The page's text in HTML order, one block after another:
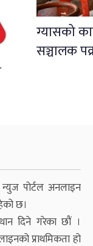
ग्यासको
सञ्चालक
न्युज पोर्टल अनलाइन
छ।
दिने गरेका छौं ।
प्राथमिकता हो